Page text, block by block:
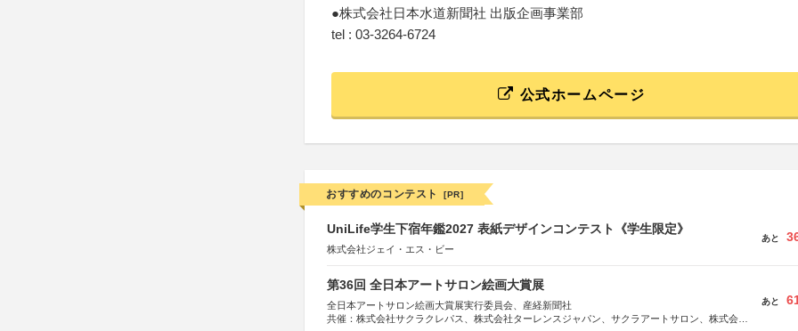
●株式会社日本水道新聞社 出版企画事業部
tel : 03-3264-6724
公式ホームページ
おすすめのコンテスト [PR]
UniLife学生下宿年鑑2027 表紙デザインコンテスト《学生限定》
株式会社ジェイ・エス・ビー
あと
第36回 全日本アートサロン絵画大賞展
全日本アートサロン絵画大賞展実行委員会、産経新聞社
共催：株式会社サクラクレパス、株式会社ターレンスジャパン、サクラアートサロン、株式会社
あと